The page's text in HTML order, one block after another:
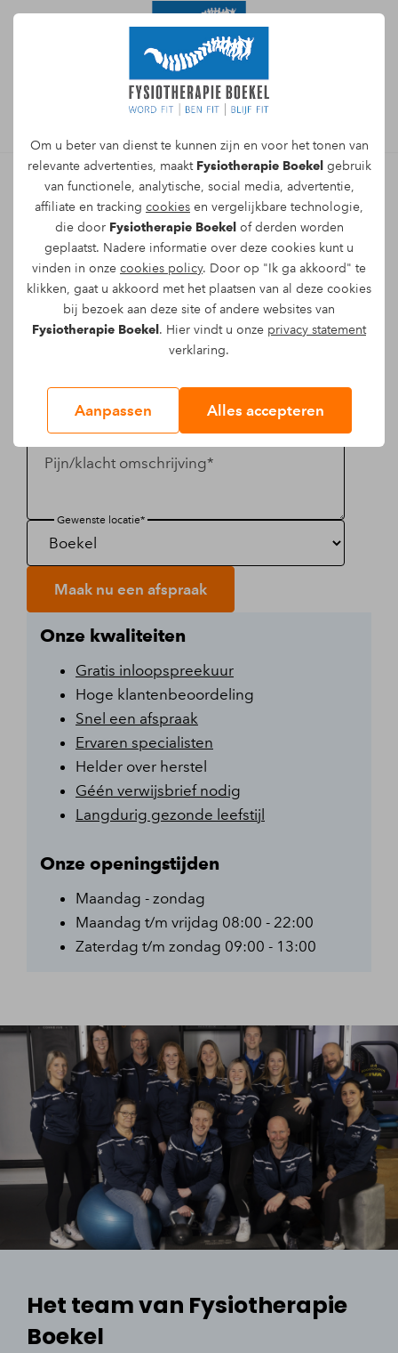
Om u beter van dienst te kunnen zijn en voor het tonen van
relevante advertenties, maakt Fysiotherapie Boekel gebruik
van functionele, analytische, social media, advertentie,
affiliate en tracking cookies en vergelijkbare technologie,
die door Fysiotherapie Boekel of derden worden
geplaatst. Nadere informatie over deze cookies kunt u
vinden in onze cookies policy. Door op "Ik ga akkoord" te
klikken, gaat u akkoord met het plaatsen van al deze cookies
bij bezoek aan deze site of andere websites van
Fysiotherapie Boekel . Hier vindt u onze privacy statement
verklaring.
Aanpassen Alles accepteren
Afspraak maken
Direct online een afspraak
maken voor behandeling
kruisbandletsel
Naam*
Telefoonnummer*
Pijn/klacht omschrijving*
Gewenste locatie*
Maak nu een afspraak
Onze kwaliteiten
Gratis inloopspreekuur
Hoge klantenbeoordeling
Snel een afspraak
Ervaren specialisten
Helder over herstel
Géén verwijsbrief nodig
Langdurig gezonde leefstijl
Onze openingstijden
Maandag - zondag
Maandag t/m vrijdag 08:00 - 22:00
Zaterdag t/m zondag 09:00 - 13:00
Het team van Fysiotherapie
Boekel